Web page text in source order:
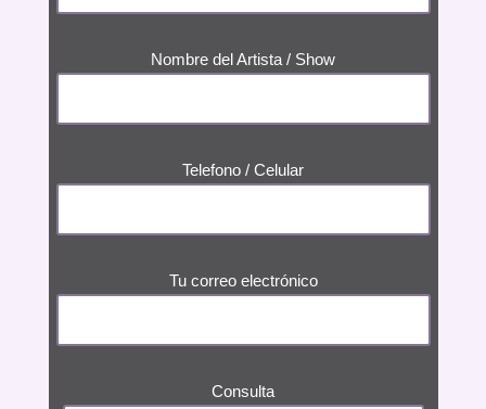
Nombre del Artista / Show
Telefono / Celular
Tu correo electrónico
Consulta